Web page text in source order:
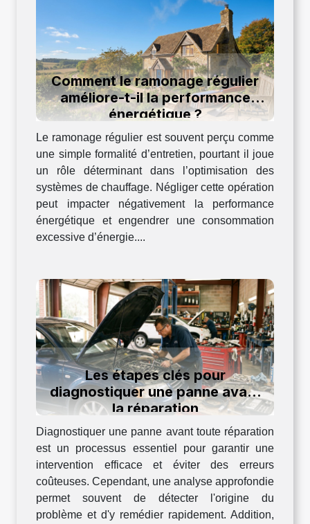
Comment le ramonage régulier
améliore-t-il la performance
énergétique ?
Le ramonage régulier est souvent perçu comme
une simple formalité d’entretien, pourtant il joue
un rôle déterminant dans l’optimisation des
systèmes de chauffage. Négliger cette opération
peut impacter négativement la performance
énergétique et engendrer une consommation
excessive d’énergie....
Les étapes clés pour
diagnostiquer une panne avant
la réparation
Diagnostiquer une panne avant toute réparation
est un processus essentiel pour garantir une
intervention efficace et éviter des erreurs
coûteuses. Cependant, une analyse approfondie
permet souvent de détecter l'origine du
problème et d'y remédier rapidement. Addition,